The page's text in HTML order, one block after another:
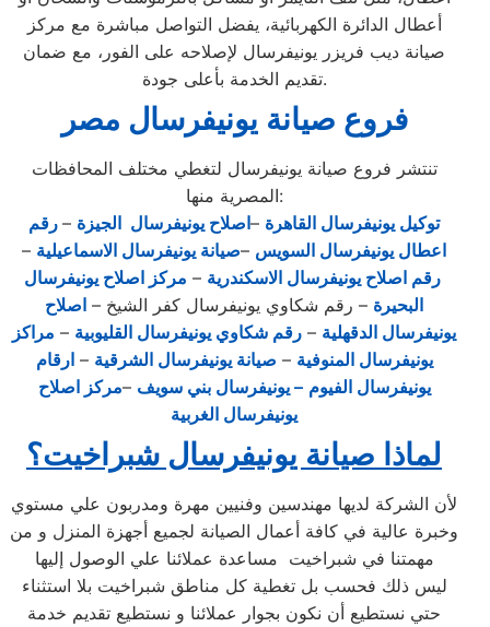
أعطال الدائرة الكهربائية، يفضل التواصل مباشرة مع مركز
صيانة ديب فريزر يونيفرسال لإصلاحه على الفور، مع ضمان
تقديم الخدمة بأعلى جودة.
فروع صيانة يونيفرسال مصر
تنتشر فروع صيانة يونيفرسال لتغطي مختلف المحافظات
المصرية منها:
توكيل يونيفرسال القاهرة –اصلاح يونيفرسال الجيزة – رقم
اعطال يونيفرسال السويس –صيانة يونيفرسال الاسماعيلية –
رقم اصلاح يونيفرسال الاسكندرية – مركز اصلاح يونيفرسال
البحيرة – رقم شكاوي يونيفرسال كفر الشيخ – اصلاح
يونيفرسال الدقهلية – رقم شكاوي يونيفرسال القليوبية – مراكز
يونيفرسال المنوفية – صيانة يونيفرسال الشرقية –ارقام
يونيفرسال الفيوم – يونيفرسال بني سويف –مركز اصلاح
يونيفرسال الغربية
لماذا صيانة يونيفرسال شبراخيت؟
لأن الشركة لديها مهندسين وفنيين مهرة ومدربون علي مستوي
وخبرة عالية في كافة أعمال الصيانة لجميع أجهزة المنزل و من
مهمتنا في شبراخيت مساعدة عملائنا علي الوصول إليها
ليس ذلك فحسب بل تغطية كل مناطق شبراخيت بلا استثناء
حتي نستطيع أن نكون بجوار عملائنا و نستطيع تقديم خدمة